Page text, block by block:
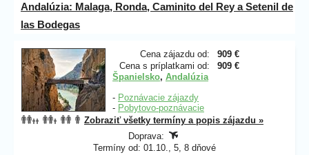
Andalúzia: Malaga, Ronda, Caminito del Rey a Setenil de
las Bodegas
Cena zájazdu od:
909 €
Cena s príplatkami od:
909 €
Španielsko, Andalúzia
- Poznávacie zájazdy
- Pobytovo-poznávacie
Zobraziť všetky termíny a popis zájazdu »
Doprava:
Termíny od: 01.10., 5, 8 dňové